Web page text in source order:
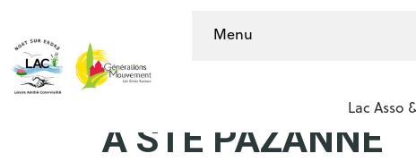
Menu
Lac Asso
JOURNÉE DE LA
À STE PAZANNE